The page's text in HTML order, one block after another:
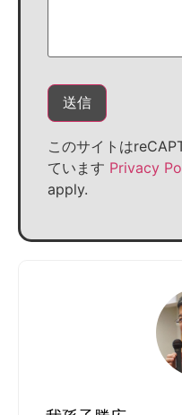
このサイトは
ています Privacy
apply.